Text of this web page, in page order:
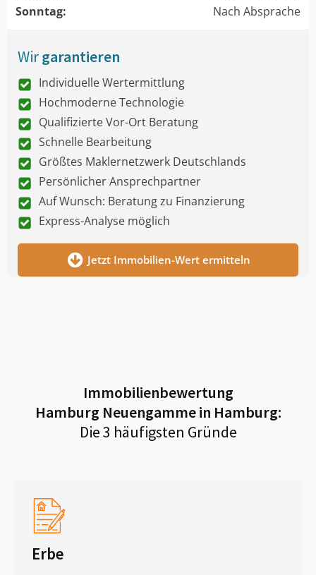
Sonntag:
Nach Absprache
Wirgarantieren
Individuelle Wertermittlung
Hochmoderne Technologie
Qualifizierte Vor-Ort Beratung
Schnelle Bearbeitung
Größtes Maklernetzwerk Deutschlands
Persönlicher Ansprechpartner
Auf Wunsch: Beratung zu Finanzierung
Express-Analyse möglich
Jetzt Immobilien-Wert ermitteln
Immobilienbewertung
Hamburg Neuengamme in Hamburg:
Die 3 häufigsten Gründe
Erbe